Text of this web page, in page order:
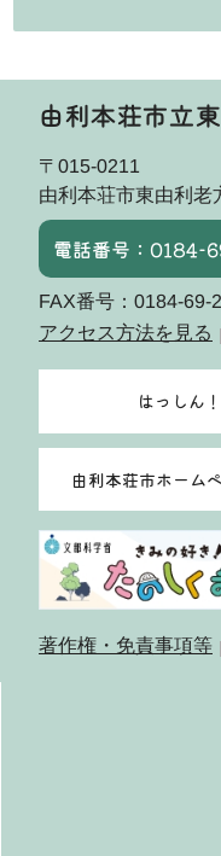
由利本荘市立
〒015-0211
由利本荘市東由利老
電話番号：0184-
FAX番号：0184-69-
アクセス方法を見る
はっしん
由利本荘市ホーム
著作権・免責事項等